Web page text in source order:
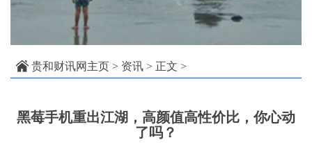
贵和财讯网主页 > 资讯 > 正文 >
黑莓手机重出江湖，高颜值高性价比，你心动
了吗？